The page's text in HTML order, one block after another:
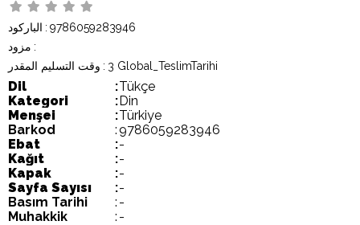
الباركود : 9786059283946
مزود :
وقت التسليم المقدر : 3 Global_TeslimTarihi
Dil :Tükçe
Kategori
:Din
Menşei
:Türkiye
Barkod
:9786059283946
Ebat
:-
Kağıt
:-
Kapak
:-
Sayfa Sayısı
:-
Basım Tarihi
: -
Muhakkik
: -